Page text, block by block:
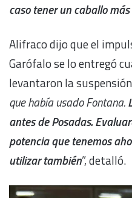
caso tener un caballo
Alifraco dijo que el
Garófalo se lo entregó
levantaron la
que había usado Fontana.
antes de Posadas.
potencia que tenemos
utilizar también”, detalló.